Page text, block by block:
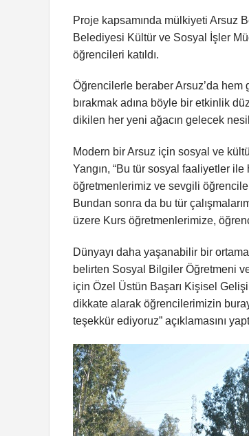
Proje kapsamında mülkiyeti Arsuz
Belediyesi Kültür ve Sosyal İşler
öğrencileri katıldı.
Öğrencilerle beraber Arsuz’da hem
bırakmak adına böyle bir etkinlik
dikilen her yeni ağacın gelecek
Modern bir Arsuz için sosyal ve
Yangın, “Bu tür sosyal faaliyetler
öğretmenlerimiz ve sevgili
Bundan sonra da bu tür
üzere Kurs öğretmenlerimize,
Dünyayı daha yaşanabilir bir
belirten Sosyal Bilgiler Öğretmeni
için Özel Üstün Başarı Kişisel
dikkate alarak öğrencilerimizin
teşekkür ediyoruz” açıklamasını